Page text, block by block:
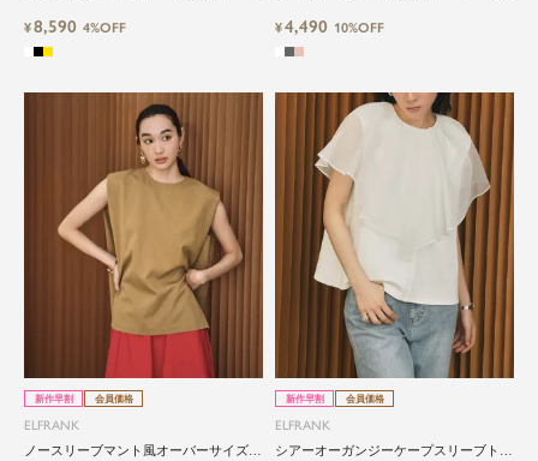
¥8,590 4%OFF ¥4,490 10%OFF
新作早割 会員価格
ELFRANK
ノースリーブマント風オーバーサイズブ
新作早割 会員価格
ELFRANK
シアーオーガンジーケープスリーブトッ